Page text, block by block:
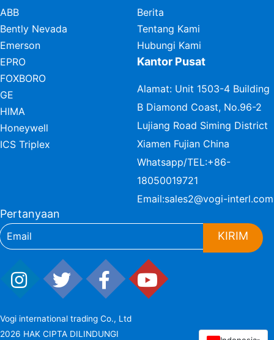
ABB
Bently Nevada
Emerson
EPRO
FOXBORO
GE
HIMA
Honeywell
ICS Triplex
Berita
Tentang Kami
Hubungi Kami
Kantor Pusat
Alamat: Unit 1503-4 Building
B Diamond Coast, No.96-2
Lujiang Road Siming District
Xiamen Fujian China
Whatsapp/TEL:+86-
18050019721
Email:sales2@vogi-interl.com
Pertanyaan
KIRIM
Vogi international trading Co., Ltd
2026 HAK CIPTA DILINDUNGI